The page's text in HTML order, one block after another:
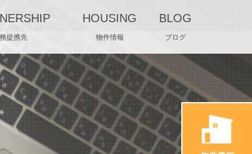
提携先
HOUSING
物件情報
BLOG
ブログ